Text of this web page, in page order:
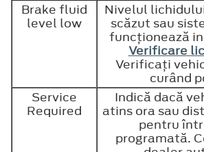
Brake fluid
level low
Nivelul
scăzut sau
funcţionează
Verificare
Verificaţi
curând
Service
Required
Indică dacă
atins ora sau
pentru
programată.